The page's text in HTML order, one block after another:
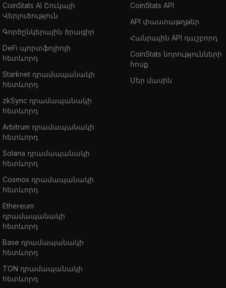
CoinStats AI Շուկայի
Վերլուծություն
Գործընկերային ծրագիր
DeFi պորտֆոլիոյի
հետևորդ
Starknet դրամապանակի
հետևորդ
zkSync դրամապանակի
հետևորդ
Arbitrum դրամապանակի
հետևորդ
Solana դրամապանակի
հետևորդ
Cosmos դրամապանակի
հետևորդ
Ethereum
դրամապանակի
հետևորդ
Base դրամապանակի
հետևորդ
TON դրամապանակի
հետևորդ
CoinStats API
API փաստաթղթեր
Հանրային API դաշբորդ
CoinStats նորությունների
հոսք
Մեր մասին